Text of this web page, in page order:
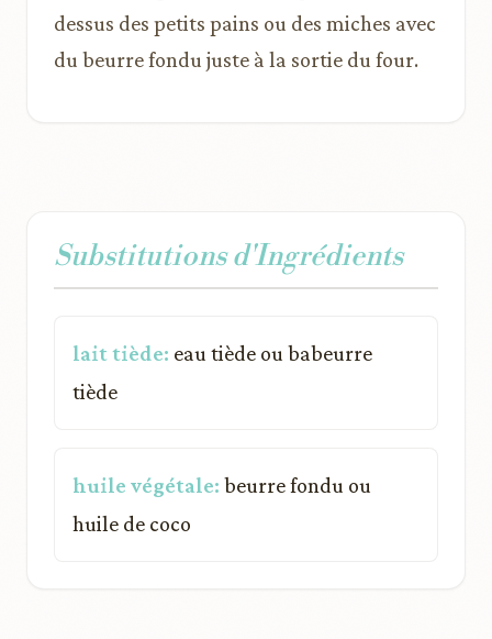
dessus des petits pains ou des miches avec
du beurre fondu juste à la sortie du four.
Substitutions d'Ingrédients
lait tiède: eau tiède ou babeurre
tiède
huile végétale: beurre fondu ou
huile de coco